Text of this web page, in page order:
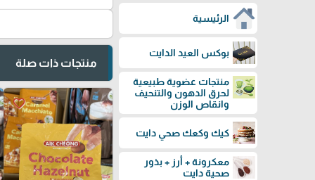
الرئيسية
بوكس العيد الدايت
منتجات عضوية طبيعية
لحرق الدهون والتنحيف
وانقاص الوزن
كيك وكعك صحي دايت
معكرونة + أرز + بذور
صحية دايت
منتجات ذات صلة
favorite_border